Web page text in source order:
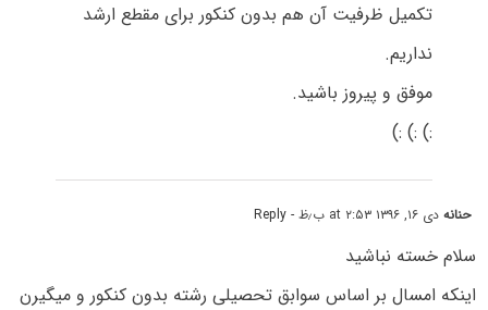
تکمیل ظرفیت آن هم بدون کنکور برای مقطع ارشد
نداریم.
موفق و پیروز باشید.
:) :) :)
حنانهدی ۱۶, ۱۳۹۶ at ۲:۵۳ ب٫ظ - Reply
سلام خسته نباشید
اینکه امسال بر اساس سوابق تحصیلی رشته بدون کنکور و میگیرن